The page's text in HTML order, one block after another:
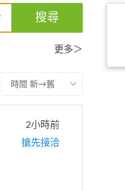
搜尋
更多＞
時間 新→舊
2小時前
搶先接洽